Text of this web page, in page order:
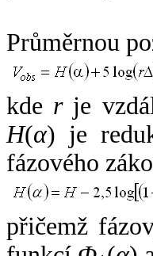
Průměrnou
kde rje
H(α) je
fázového
přičemž